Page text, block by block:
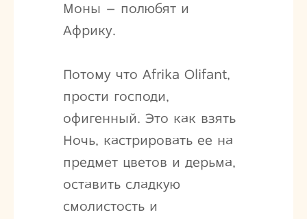
Моны – полюбят и
Африку.
Потому что Afrika Olifant,
прости господи,
офигенный. Это как взять
Ночь, кастрировать ее на
предмет цветов и дерьма,
оставить сладкую
смолистость и